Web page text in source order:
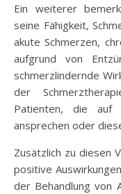
Ein weiterer
seine Fähigkeit,
akute Schmerzen,
aufgrund von
schmerzlindernde
der
Patienten, die auf
ansprechen oder
Zusätzlich zu diesen
positive
der Behandlung von